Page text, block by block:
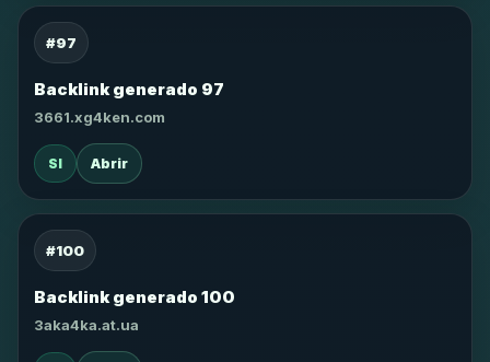
#97
Backlink generado 97
3661.xg4ken.com
SI Abrir
#100
Backlink generado 100
3aka4ka.at.ua